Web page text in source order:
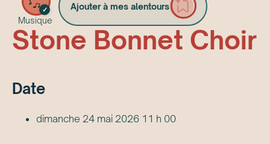
✓
Musique
Ajouter à mes alentours
Stone Bonnet Choir
Date
dimanche 24 mai 2026 11 h 00